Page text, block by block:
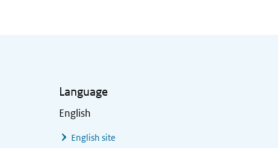
Language
English
English site